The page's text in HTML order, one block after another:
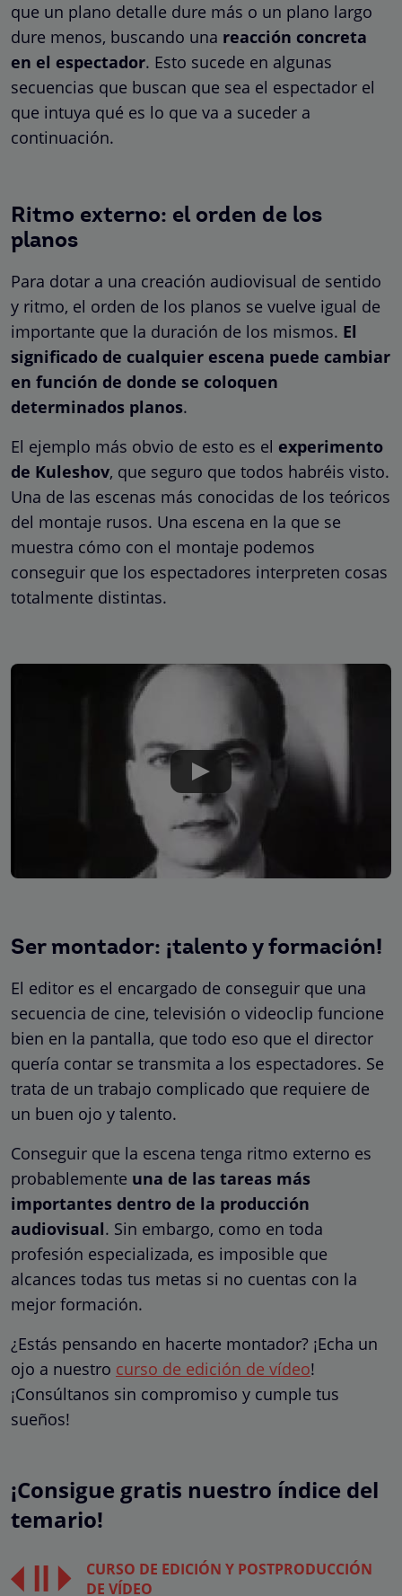
que un plano detalle dure más o un plano largo
dure menos, buscando una reacción concreta
en el espectador. Esto sucede en algunas
secuencias que buscan que sea el espectador el
que intuya qué es lo que va a suceder a
continuación.
Ritmo externo: el orden de los
planos
Para dotar a una creación audiovisual de sentido
y ritmo, el orden de los planos se vuelve igual de
importante que la duración de los mismos. El
significado de cualquier escena puede cambiar
en función de donde se coloquen
determinados planos.
El ejemplo más obvio de esto es el experimento
de Kuleshov, que seguro que todos habréis visto.
Una de las escenas más conocidas de los teóricos
del montaje rusos. Una escena en la que se
muestra cómo con el montaje podemos
conseguir que los espectadores interpreten cosas
totalmente distintas.
Ser montador: ¡talento y formación!
El editor es el encargado de conseguir que una
secuencia de cine, televisión o videoclip funcione
bien en la pantalla, que todo eso que el director
quería contar se transmita a los espectadores. Se
trata de un trabajo complicado que requiere de
un buen ojo y talento.
Conseguir que la escena tenga ritmo externo es
probablemente una de las tareas más
importantes dentro de la producción
audiovisual. Sin embargo, como en toda
profesión especializada, es imposible que
alcances todas tus metas si no cuentas con la
mejor formación.
¿Estás pensando en hacerte montador? ¡Echa un
ojo a nuestro curso de edición de vídeo!
¡Consúltanos sin compromiso y cumple tus
sueños!
¡Consigue gratis nuestro índice del
temario!
CURSO DE EDICIÓN Y POSTPRODUCCIÓN
DE VÍDEO